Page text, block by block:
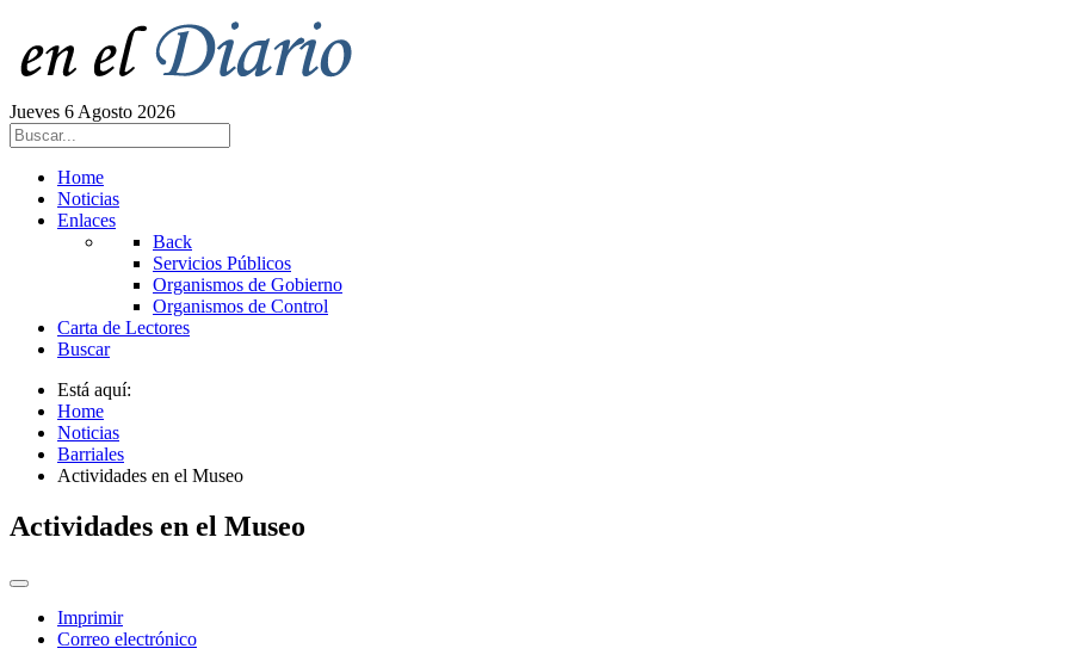
Jueves 6 Agosto 2026
Home
Noticias
Enlaces
Back
Servicios Públicos
Organismos de Gobierno
Organismos de Control
Carta de Lectores
Buscar
Está aquí:
Home
Noticias
Barriales
Actividades en el Museo
Actividades en el Museo
Imprimir
Correo electrónico